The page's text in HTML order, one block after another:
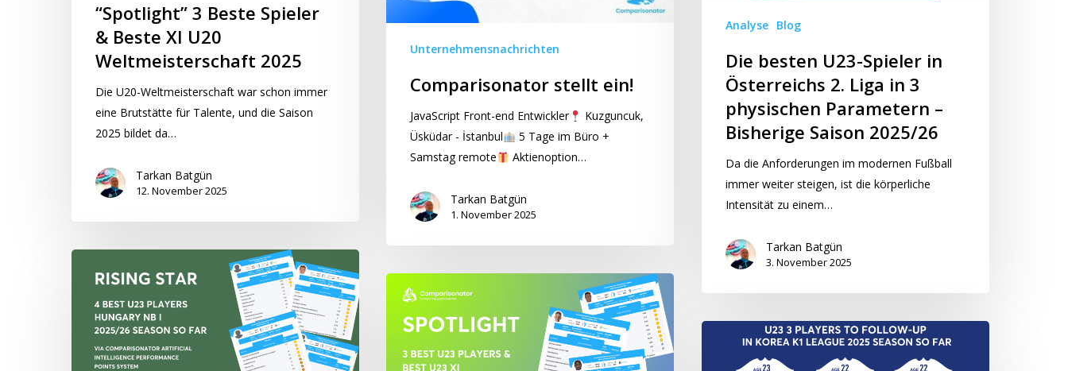
“Spotlight” 3 Beste Spieler
& Beste XI U20
Weltmeisterschaft 2025
Die U20-Weltmeisterschaft war schon immer
eine Brutstätte für Talente, und die Saison
2025 bildet da…
Tarkan Batgün
12. November 2025
physischen
Parametern
Bisherige
Saison
2025/26
Analyse Blog
Die besten U23-Spieler in
Österreichs 2. Liga in 3
physischen Parametern –
Bisherige Saison 2025/26
Da die Anforderungen im modernen Fußball
immer weiter steigen, ist die körperliche
Intensität zu einem…
Tarkan Batgün
3. November 2025
Unternehmensnachrichten
Comparisonator stellt ein!
JavaScript Front-end Entwickler
Kuzguncuk,
Üsküdar - İstanbul
5 Tage im Büro +
Samstag remote
Aktienoption…
Tarkan Batgün
1. November 2025
beste
Spieler
beste
Spieler